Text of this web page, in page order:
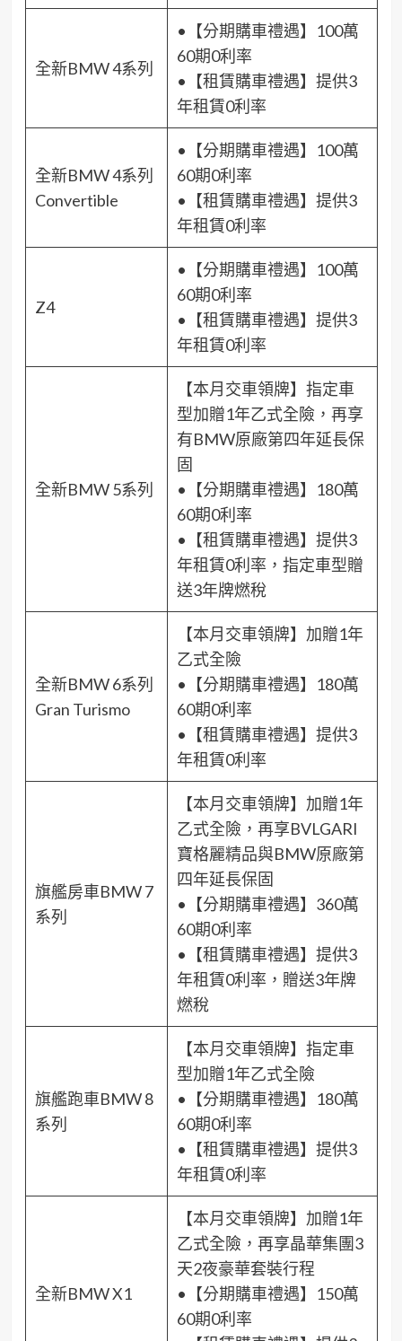
全新BMW 4系列
•【分期購車禮遇】100萬
60期0利率
•【租賃購車禮遇】提供3
年租賃0利率
全新BMW 4系列
Convertible
•【分期購車禮遇】100萬
60期0利率
•【租賃購車禮遇】提供3
年租賃0利率
Z4
•【分期購車禮遇】100萬
60期0利率
•【租賃購車禮遇】提供3
年租賃0利率
全新BMW 5系列
【本月交車領牌】指定車
型加贈1年乙式全險，再享
有BMW原廠第四年延長保
固
•【分期購車禮遇】180萬
60期0利率
•【租賃購車禮遇】提供3
年租賃0利率，指定車型贈
送3年牌燃稅
全新BMW 6系列
Gran Turismo
【本月交車領牌】加贈1年
乙式全險
•【分期購車禮遇】180萬
60期0利率
•【租賃購車禮遇】提供3
年租賃0利率
旗艦房車BMW 7
系列
【本月交車領牌】加贈1年
乙式全險，再享BVLGARI
寶格麗精品與BMW原廠第
四年延長保固
•【分期購車禮遇】360萬
60期0利率
•【租賃購車禮遇】提供3
年租賃0利率，贈送3年牌
燃稅
旗艦跑車BMW 8
系列
【本月交車領牌】指定車
型加贈1年乙式全險
•【分期購車禮遇】180萬
60期0利率
•【租賃購車禮遇】提供3
年租賃0利率
全新BMW X1
【本月交車領牌】加贈1年
乙式全險，再享晶華集團3
天2夜豪華套裝行程
•【分期購車禮遇】150萬
60期0利率